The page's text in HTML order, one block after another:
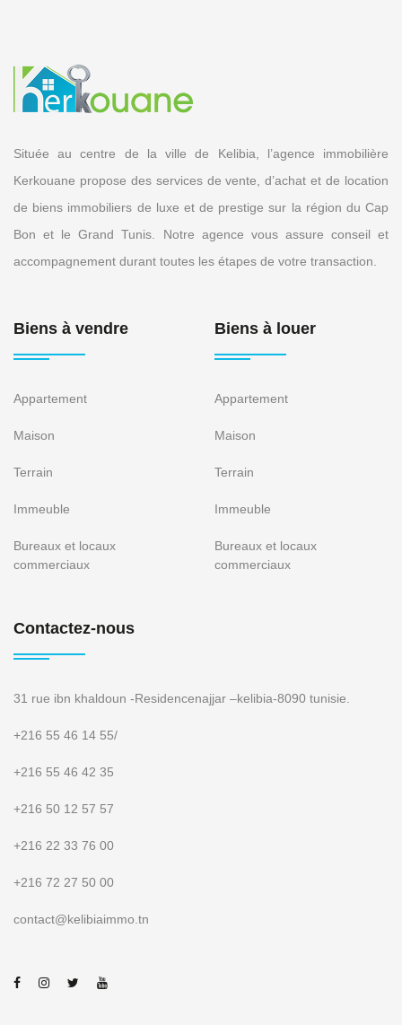
Située au centre de la ville de Kelibia, l’agence immobilière
Kerkouane propose des services de vente, d’achat et de location
de biens immobiliers de luxe et de prestige sur la région du Cap
Bon et le Grand Tunis. Notre agence vous assure conseil et
accompagnement durant toutes les étapes de votre transaction.
Biens à vendre
Appartement
Maison
Terrain
Immeuble
Bureaux et locaux
commerciaux
Biens à louer
Appartement
Maison
Terrain
Immeuble
Bureaux et locaux
commerciaux
Contactez-nous
31 rue ibn khaldoun -Residencenajjar –kelibia-8090 tunisie.
+216 55 46 14 55/
+216 55 46 42 35
+216 50 12 57 57
+216 22 33 76 00
+216 72 27 50 00
contact@kelibiaimmo.tn